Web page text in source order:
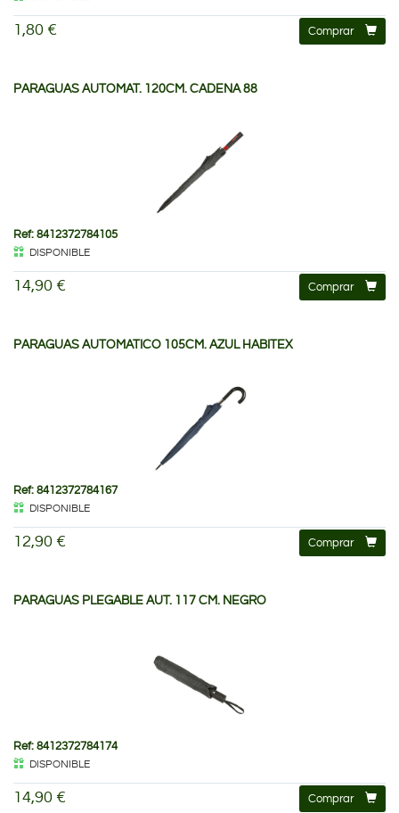
1,80 € Comprar
PARAGUAS AUTOMAT. 120CM. CADENA 88
Ref: 8412372784105
DISPONIBLE
14,90 € Comprar
PARAGUAS AUTOMATICO 105CM. AZUL HABITEX
Ref: 8412372784167
DISPONIBLE
12,90 € Comprar
PARAGUAS PLEGABLE AUT. 117 CM. NEGRO
Ref: 8412372784174
DISPONIBLE
14,90 € Comprar